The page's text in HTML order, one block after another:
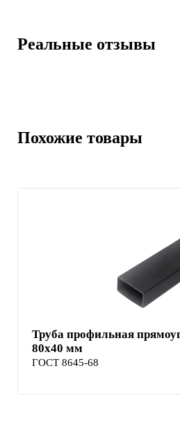
Реальные отзывы
Похожие товары
Труба профильная
80х40 мм
ГОСТ 8645-68